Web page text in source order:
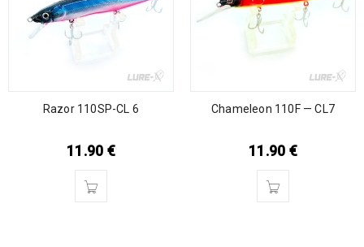
Razor 110SP-CL 6
11.90 €
Chameleon 110F — CL7
11.90 €